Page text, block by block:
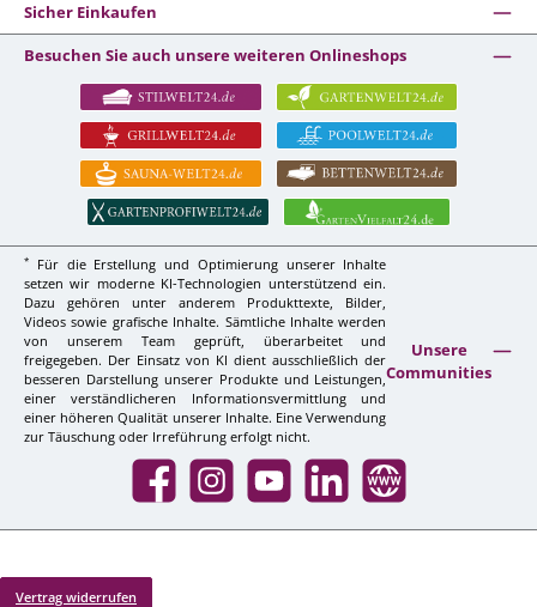
Sicher Einkaufen
Besuchen Sie auch unsere weiteren Onlineshops
*
Für die Erstellung und Optimierung unserer Inhalte
setzen wir moderne KI-Technologien unterstützend ein.
Dazu gehören unter anderem Produkttexte, Bilder,
Videos sowie grafische Inhalte. Sämtliche Inhalte werden
von unserem Team geprüft, überarbeitet und
freigegeben. Der Einsatz von KI dient ausschließlich der
besseren Darstellung unserer Produkte und Leistungen,
einer verständlicheren Informationsvermittlung und
einer höheren Qualität unserer Inhalte. Eine Verwendung
zur Täuschung oder Irreführung erfolgt nicht.
Unsere
Communities
Facebook InstagramYouTube LinkedIn Website
Vertrag widerrufen